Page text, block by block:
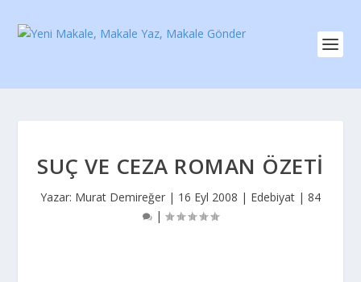
SUÇ VE CEZA ROMAN ÖZETI
Yazar: Murat Demireğer | 16 Eyl 2008 | Edebiyat | 84
|